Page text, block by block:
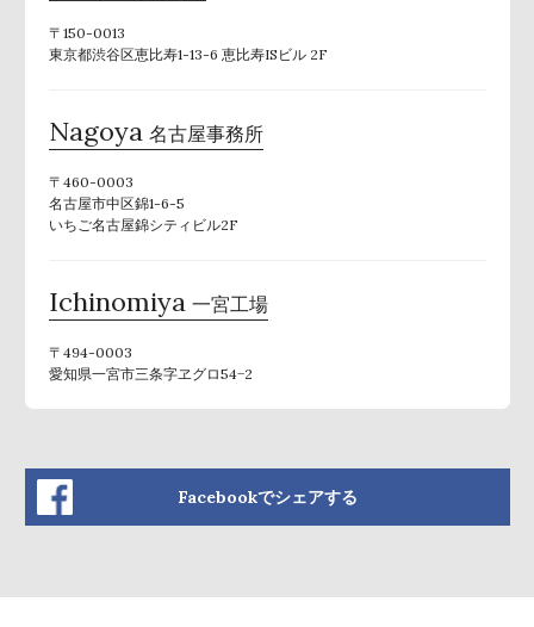
〒150-0013
東京都渋谷区恵比寿1-13-6 恵比寿ISビル 2F
Nagoya 名古屋事務所
〒460-0003
名古屋市中区錦1-6-5
いちご名古屋錦シティビル2F
Ichinomiya 一宮工場
〒494-0003
愛知県一宮市三条字ヱグロ54−2
Facebookでシェアする